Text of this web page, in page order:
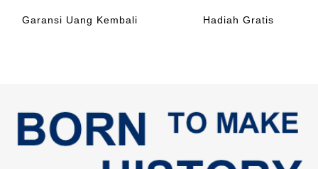
Garansi Uang Kembali Hadiah Gratis